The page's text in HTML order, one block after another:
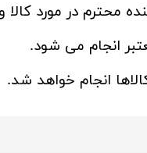
محترم در مورد
انجام می شود.
انجام خواهد شد.